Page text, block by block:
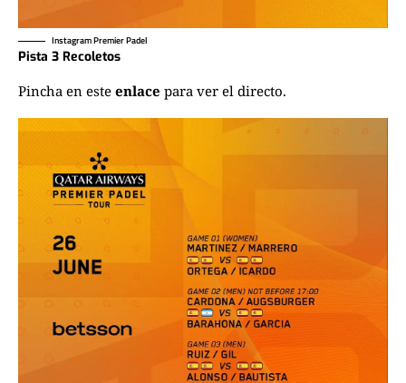
Instagram Premier Padel
Pista 3 Recoletos
Pincha en este enlace para ver el directo.